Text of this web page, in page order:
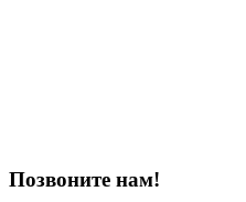
Позвоните нам!